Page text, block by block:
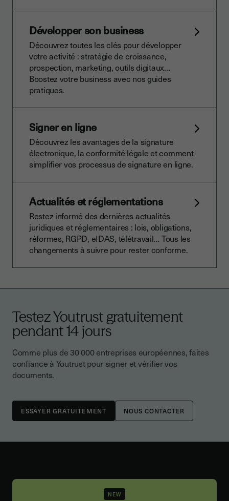
Développer son business
Découvrez toutes les clés pour développer
votre activité : stratégie de croissance,
prospection, marketing, outils digitaux…
Boostez votre business avec nos guides
pratiques.
Signer en ligne
Découvrez les avantages de la signature
électronique, la conformité légale et comment
simplifier vos processus de signature en ligne.
Actualités et réglementations
Restez informé des dernières actualités
juridiques et réglementaires : lois, obligations,
réformes, RGPD, eIDAS, télétravail… Tous les
changements à suivre pour rester conforme.
Testez Youtrust gratuitement
pendant 14 jours
Comme plus de 30 000 entreprises européennes, faites
confiance à Youtrust pour signer et vérifier vos
documents.
NOUS CONTACTER
NEW